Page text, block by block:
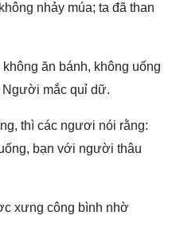
nhảy múa; ta đã than
ăn bánh, không uống
mắc quỉ dữ.
thì các ngươi nói rằng:
bạn với người thâu
xưng công bình nhờ